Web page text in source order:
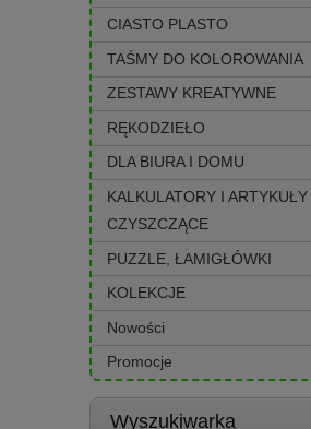
CIASTO PLASTO
TAŚMY DO KOLOROWANIA
ZESTAWY KREATYWNE
RĘKODZIEŁO
DLA BIURA I DOMU
KALKULATORY I ARTYKUŁY
CZYSZCZĄCE
PUZZLE, ŁAMIGŁÓWKI
KOLEKCJE
Nowości
Promocje
Wyszukiwarka